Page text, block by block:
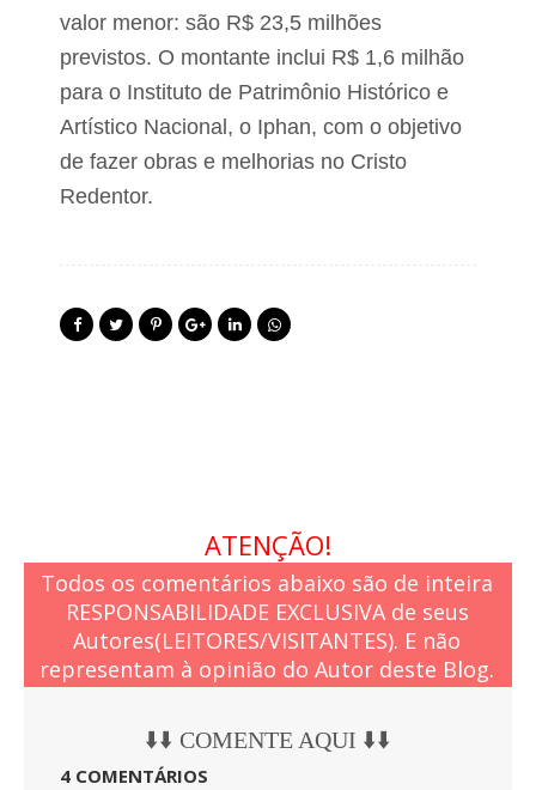
valor menor: são R$ 23,5 milhões
previstos. O montante inclui R$ 1,6 milhão
para o Instituto de Patrimônio Histórico e
Artístico Nacional, o Iphan, com o objetivo
de fazer obras e melhorias no Cristo
Redentor.
ATENÇÃO!
Todos os comentários abaixo são de inteira
RESPONSABILIDADE EXCLUSIVA de seus
Autores(LEITORES/VISITANTES). E não
representam à opinião do Autor deste Blog.
⬇️⬇️ COMENTE AQUI ⬇️⬇️
4 COMENTÁRIOS